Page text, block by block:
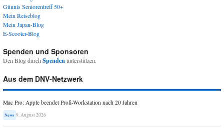
Günnis Seniorentreff 50+
Mein Reiseblog
Mein Japan-Blog
E-Scooter-Blog
Spenden und Sponsoren
Den Blog durchSpendenunterstützen.
Aus dem DNV-Netzwerk
Mac Pro: Apple beendet Profi-Workstation nach 20 Jahren
News 9. August 2026